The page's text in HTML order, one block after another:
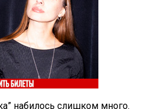
набилось слишком много.